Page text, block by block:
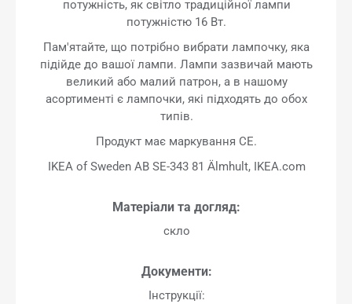
потужність, як світло традиційної лампи
потужністю 16 Вт.
Пам'ятайте, що потрібно вибрати лампочку, яка
підійде до вашої лампи. Лампи зазвичай мають
великий або малий патрон, а в нашому
асортименті є лампочки, які підходять до обох
типів.
Продукт має маркування CE.
IKEA of Sweden AB SE-343 81 Älmhult, IKEA.com
Матеріали та догляд:
скло
Документи:
Інструкції: